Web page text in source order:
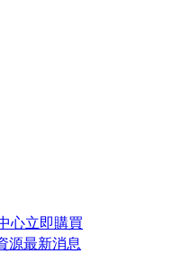
心立即購買
源最新消息